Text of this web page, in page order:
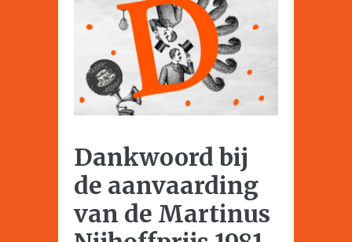
Dankwoord bij
de aanvaarding
van de Martinus